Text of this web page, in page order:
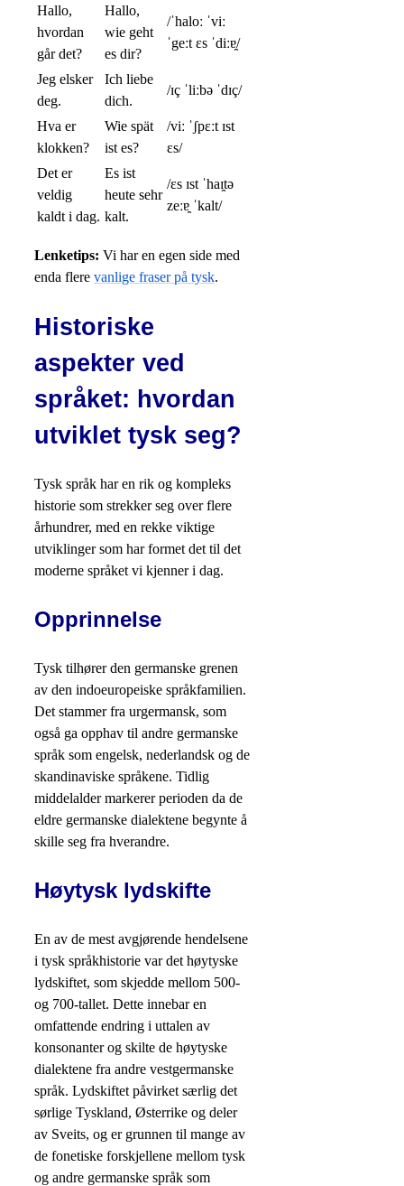
Hallo,
hvordan
går det?
Hallo,
wie geht
es dir?
/ˈhaloː ˈviː
ˈgeːt ɛs ˈdiːɐ̯/
Jeg elsker
deg.
Ich liebe
dich.
/ɪç ˈliːbə ˈdɪç/
Hva er
klokken?
Wie spät
ist es?
/viː ˈʃpɛːt ɪst
ɛs/
Det er
veldig
kaldt i dag.
Es ist
heute sehr
kalt.
/ɛs ɪst ˈhaɪ̯tə
zeːɐ̯ ˈkalt/
Lenketips: Vi har en egen side med
enda flere vanlige fraser på tysk.
Historiske
aspekter ved
språket: hvordan
utviklet tysk seg?
Tysk språk har en rik og kompleks
historie som strekker seg over flere
århundrer, med en rekke viktige
utviklinger som har formet det til det
moderne språket vi kjenner i dag.
Opprinnelse
Tysk tilhører den germanske grenen
av den indoeuropeiske språkfamilien.
Det stammer fra urgermansk, som
også ga opphav til andre germanske
språk som engelsk, nederlandsk og de
skandinaviske språkene. Tidlig
middelalder markerer perioden da de
eldre germanske dialektene begynte å
skille seg fra hverandre.
Høytysk lydskifte
En av de mest avgjørende hendelsene
i tysk språkhistorie var det høytyske
lydskiftet, som skjedde mellom 500-
og 700-tallet. Dette innebar en
omfattende endring i uttalen av
konsonanter og skilte de høytyske
dialektene fra andre vestgermanske
språk. Lydskiftet påvirket særlig det
sørlige Tyskland, Østerrike og deler
av Sveits, og er grunnen til mange av
de fonetiske forskjellene mellom tysk
og andre germanske språk som